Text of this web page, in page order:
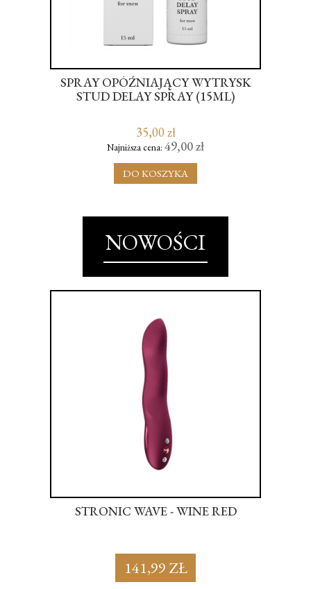
SPRAY OPÓŹNIAJĄCY WYTRYSK
STUD DELAY SPRAY (15ML)
35,00 zł
Najniższa cena: 49,00 zł
DO KOSZYKA
NOWOŚCI
STRONIC WAVE - WINE RED
141,99 ZŁ